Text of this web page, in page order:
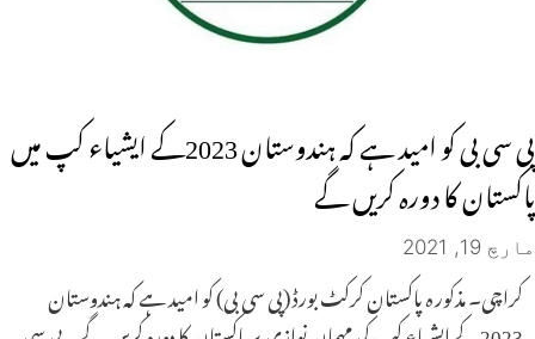
پی سی بی کو امید ہے کہ ہندوستان 2023کے ایشیاء کپ میں
پاکستان کا دورہ کریں گے
مارچ 19, 2021
کراچی۔ مذکور ہ پاکستان کرکٹ بورڈ (پی سی بی) کو امید ہے کہ ہندوستان